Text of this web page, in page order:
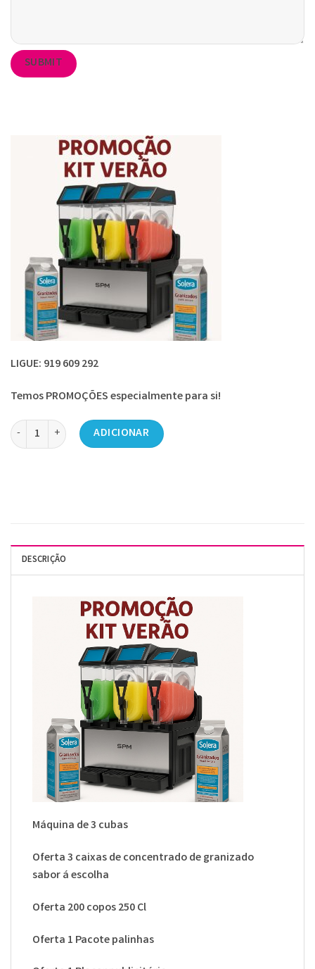
SUBMIT
LIGUE: 919 609 292
Temos PROMOÇÕES especialmente para si!
Quantidade de Promoção Kit 3 Cubas (FROSTY)
ADICIONAR
DESCRIÇÃO
Máquina de 3 cubas
Oferta 3 caixas de concentrado de granizado
sabor á escolha
Oferta 200 copos 250 Cl
Oferta 1 Pacote palinhas